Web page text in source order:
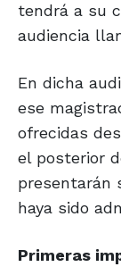
tendrá a su
audiencia
En dicha
ese
ofrecidas
el posterior
presentarán
haya sido
Primeras